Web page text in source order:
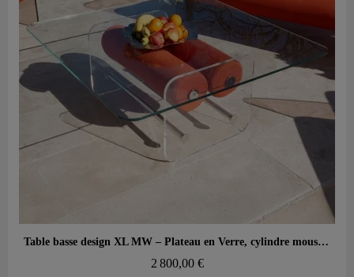
Aperçu rapide Table basse design XL MW – Plateau en Verre, cylindre mousse alvéolaire
2 800,00 €